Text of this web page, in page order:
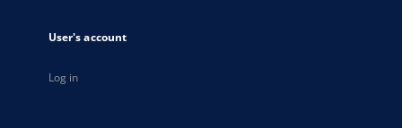
User's account
Log in